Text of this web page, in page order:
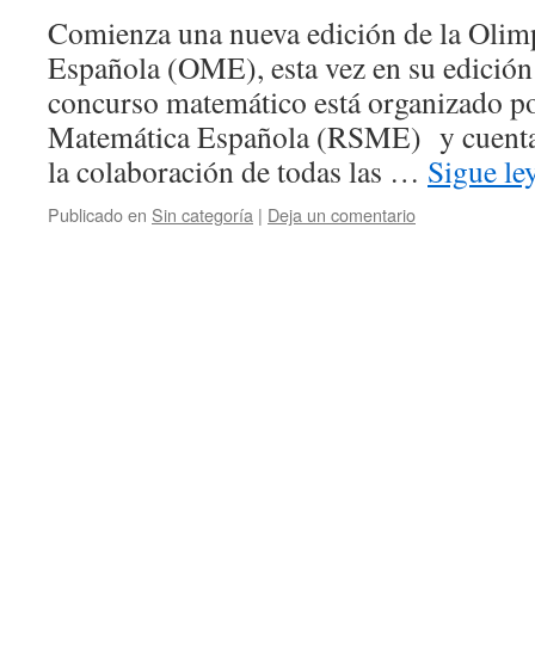
Comienza una nueva edición de la
Española (OME), esta vez en su
concurso matemático está organizado
Matemática Española (RSME) y
la colaboración de todas las … Sigue
Publicado en Sin categoría | Deja un comentario